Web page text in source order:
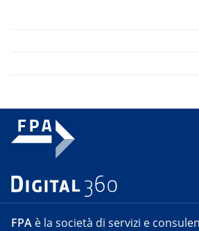
FPA è la società di servizi e